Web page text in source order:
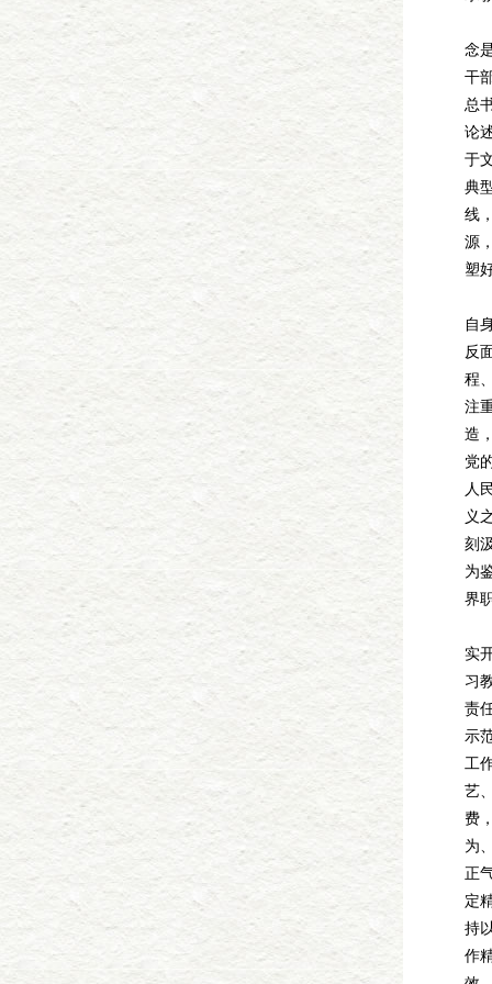
念
干
总
论
于
典
线
源
塑
自
反
程
注
造
党
人
义
刻
为
界
实
习
责
示
工
艺
费
为
正
定
持
作